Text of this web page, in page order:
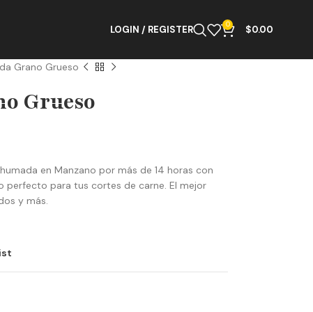
LOGIN / REGISTER 0 $0.00
Grano Grueso
Grueso
en Manzano por más de 14 horas con
perfecto para tus cortes de carne. El mejor
y más.